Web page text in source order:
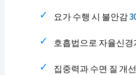
요가 수행 시 불안감
호흡법으로 자율신경
집중력과 수면 질 개